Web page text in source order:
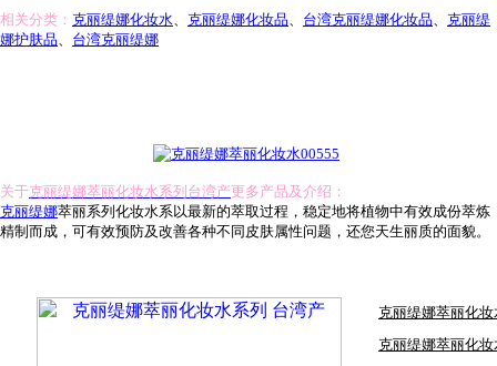
相关分类： 克丽缇娜化妆水、 克丽缇娜化妆品、 台湾克丽缇娜化妆品、 克丽缇
娜护肤品、 台湾克丽缇娜
关于克丽缇娜萃丽化妆水系列台湾产更多产品及介绍：
克丽缇娜萃丽系列化妆水系以最新的萃取过程，稳定地将植物中有效成份萃炼
精制而成，可有效预防及改善各种不同皮肤属性问题，还您天生丽质的面貌。
克丽缇娜萃丽化妆
克丽缇娜萃丽化妆